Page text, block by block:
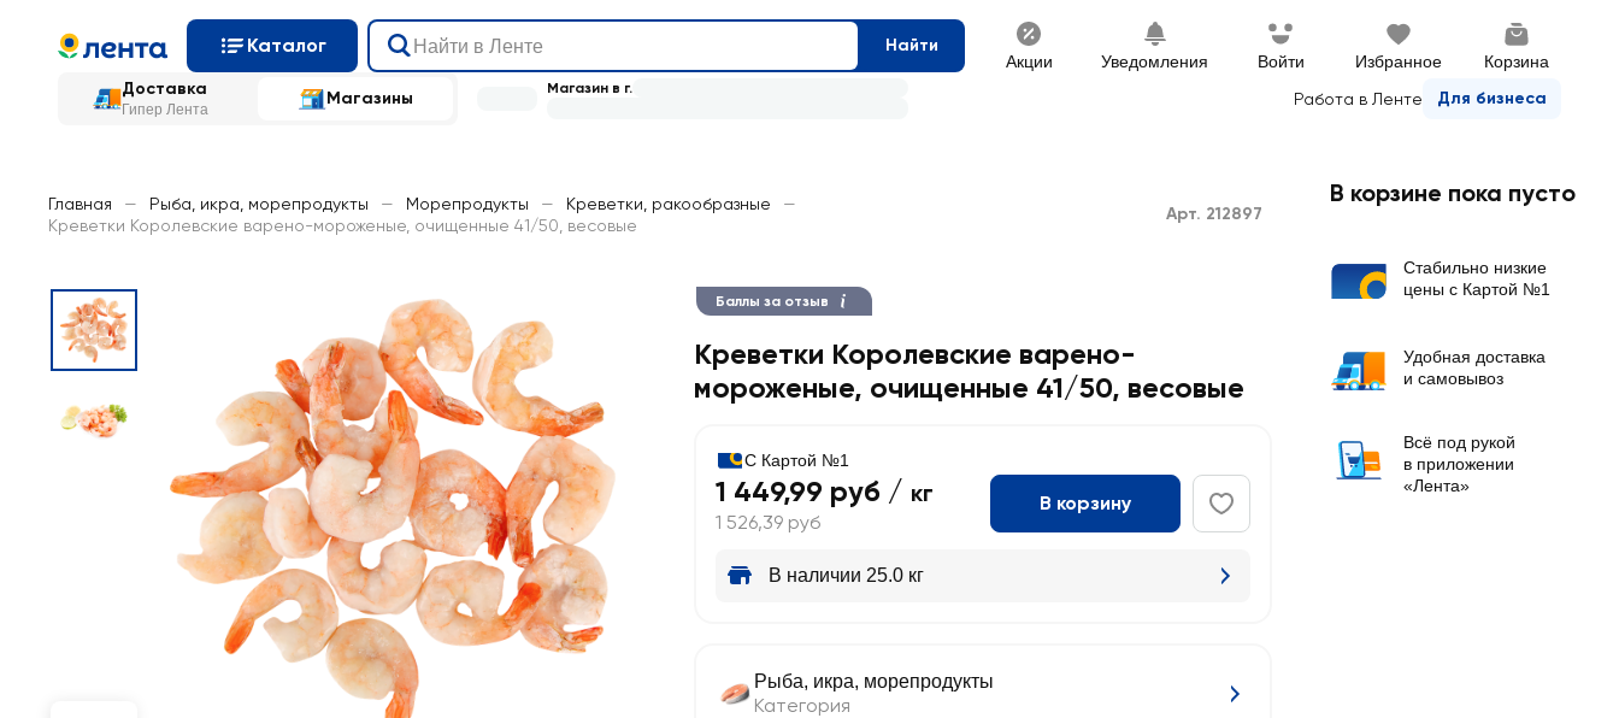
Каталог Найти
Акции Уведомления Войти Избранное Корзина
Доставка
Гипер Лента
Магазины Работа в Ленте Для бизнеса
Магазин в г.
Главная — Рыба, икра, морепродукты — Морепродукты — Креветки, ракообразные
—
Креветки Королевские варено-мороженые, очищенные 41/50, весовые
Арт. 212897
Баллы за отзыв
Креветки Королевские варено-
мороженые, очищенные 41/50, весовые
С Картой №1
1 449,99 руб / кг
1 526,39 руб
В корзину
В наличии 25.0 кг
Рыба, икра, морепродукты
Категория
В корзине пока пусто
Стабильно низкие
цены с Картой №1
Удобная доставка
и самовывоз
Всё под рукой
в приложении
«Лента»